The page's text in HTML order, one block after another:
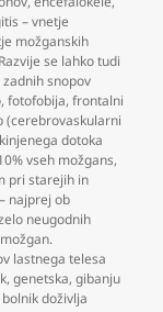
– vnetje
možganskih
se lahko tudi
zadnih snopov
,fotofobija,frontalni
(cerebrovaskularni
dotoka
vseh možgans,
pri starejih in
najprej ob
neugodnih
lastnega telesa
,genetska,gibanju
doživlja